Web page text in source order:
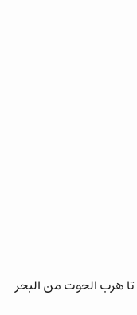
هرب الحوت من البحر